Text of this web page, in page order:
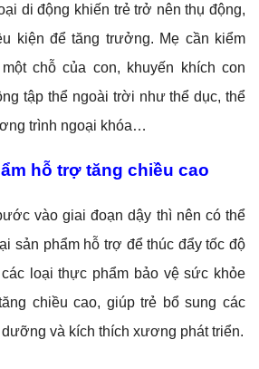
di động khiến trẻ trở nên thụ động,
kiện để tăng trưởng. Mẹ cần kiểm
chỗ của con, khuyến khích con
tập thể ngoài trời như thể dục, thể
trình ngoại khóa…
hỗ trợ tăng chiều cao
vào giai đoạn dậy thì nên có thể
sản phẩm hỗ trợ để thúc đẩy tốc độ
loại thực phẩm bảo vệ sức khỏe
chiều cao, giúp trẻ bổ sung các
và kích thích xương phát triển.